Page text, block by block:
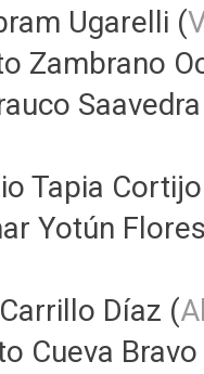
Ugarelli (
Zambrano
Tapia
Yotún
Díaz (
Cueva